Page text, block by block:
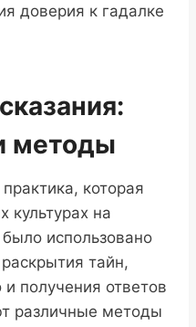
доверия к гадалке
методы
которая
культурах на
использовано
тайн,
получения ответов
различные методы